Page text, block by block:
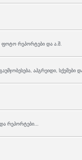
ფოტო რეპორტები და ა.შ.
აპგრეიდი, სქემები
რეპორტები...